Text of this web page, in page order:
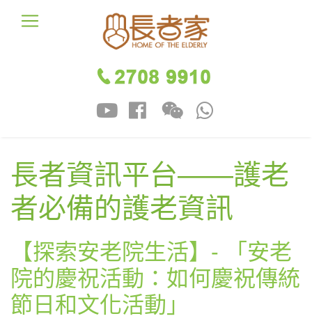
長者資訊平台——護老
者必備的護老資訊
【探索安老院生活】- 「安老
院的慶祝活動：如何慶祝傳統
節日和文化活動」